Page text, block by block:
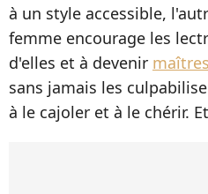
à un style accessible,
femme encourage les
d'elles et à devenir
sans jamais les
à le cajoler et à le chérir.